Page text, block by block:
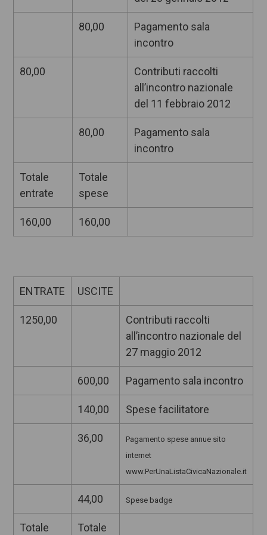
80,00
Pagamento sala
incontro
80,00
Contributi raccolti
all’incontro nazionale
del 11 febbraio 2012
80,00
Pagamento sala
incontro
Totale
entrate
Totale
spese
160,00 160,00
ENTRATE USCITE
1250,00
Contributi raccolti
all’incontro nazionale del
27 maggio 2012
600,00 Pagamento sala incontro
140,00 Spese facilitatore
36,00
Pagamento spese annue sito
internet
www.PerUnaListaCivicaNazionale.it
44,00 Spese badge
Totale
Totale